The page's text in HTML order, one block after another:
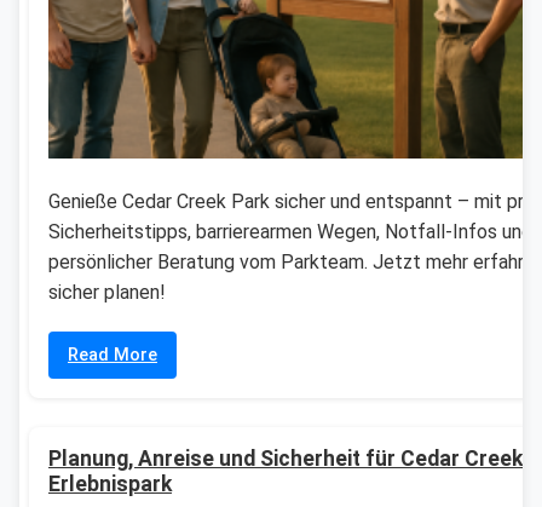
Genieße Cedar Creek Park sicher und entspannt – mit
Sicherheitstipps, barrierearmen Wegen, Notfall-Infos und
persönlicher Beratung vom Parkteam. Jetzt mehr
sicher planen!
Read More
Planung, Anreise und Sicherheit für Cedar Creek
Erlebnispark